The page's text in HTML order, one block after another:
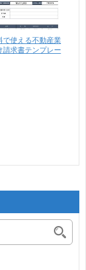
で使える不動産業
請求書テンプレー